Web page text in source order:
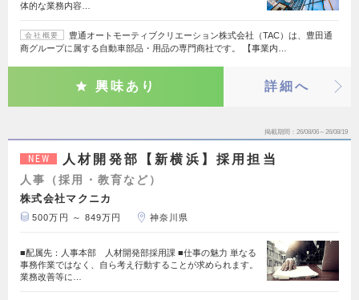
体的な業務内容…
会社概要
豊通オートモーティブクリエーション株式会社（TAC）は、豊田通
商グループに属する自動車部品・用品の専門商社です。 【事業内…
興味あり 詳細へ
掲載期間 26/08/06～26/08/19
NEW 人材開発部【新横浜】採用担当
人事（採用・教育など）
株式会社マクニカ
500万円 ～ 849万円 神奈川県
■配属先：人事本部 人材開発部採用課 ■仕事の魅力 単なる
事務作業ではなく、自ら考え行動することが求められます。
業務改善等に…